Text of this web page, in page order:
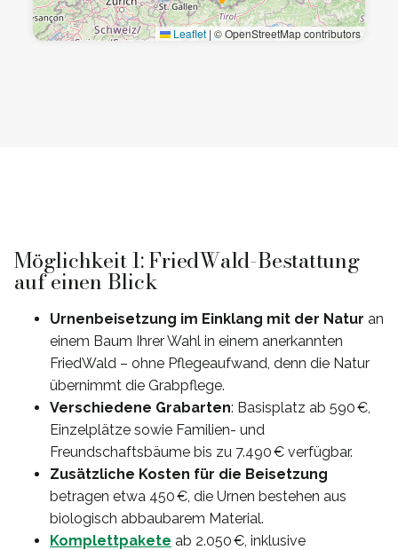
Leaflet | © OpenStreetMap contributors
Möglichkeit 1: FriedWald-Bestattung
auf einen Blick
Urnenbeisetzung im Einklang mit der Natur an
einem Baum Ihrer Wahl in einem anerkannten
FriedWald – ohne Pflegeaufwand, denn die Natur
übernimmt die Grabpflege.
Verschiedene Grabarten: Basisplatz ab 590 €,
Einzelplätze sowie Familien- und
Freundschaftsbäume bis zu 7.490 € verfügbar.
Zusätzliche Kosten für die Beisetzung
betragen etwa 450 €, die Urnen bestehen aus
biologisch abbaubarem Material.
Komplettpakete ab 2.050 €, inklusive